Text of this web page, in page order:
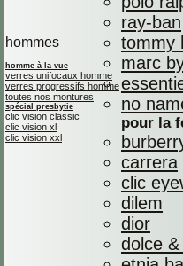
hommes
homme à la vue
verres unifocaux homme
verres progressifs homme
toutes nos montures
spécial presbytie
clic vision classic
clic vision xl
clic vision xxl
ray-ban
tommy
marc
no
pour la
carrera
clic
dilem
dior
dolce